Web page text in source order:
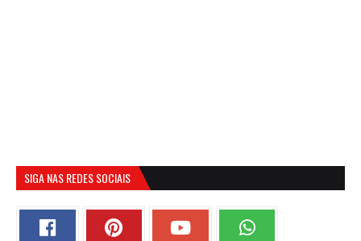
SIGA NAS REDES SOCIAIS